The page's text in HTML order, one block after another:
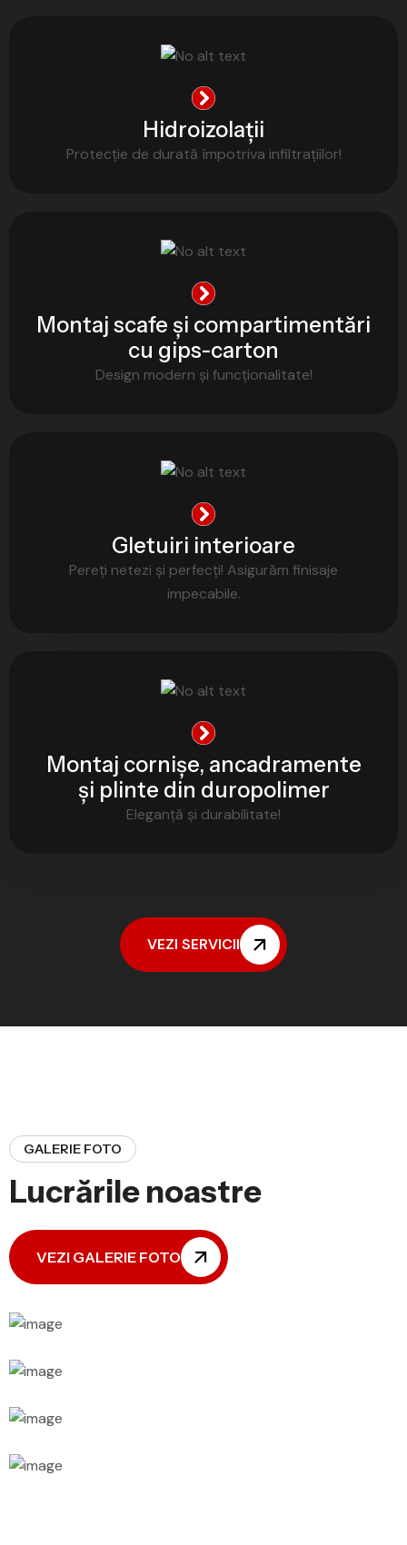
Hidroizolații
Protecție de durată împotriva infiltrațiilor!
Montaj scafe și compartimentări
cu gips-carton
Design modern și funcționalitate!
Gletuiri interioare
Pereți netezi și perfecți! Asigurăm finisaje
impecabile.
Montaj cornișe, ancadramente
și plinte din duropolimer
Eleganță și durabilitate!
VEZI SERVICII
GALERIE FOTO
Lucrările noastre
VEZI GALERIE FOTO